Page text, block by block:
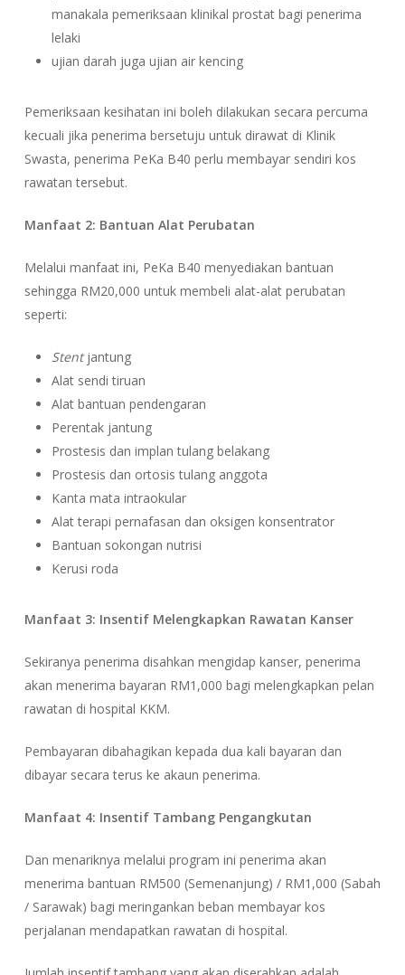
manakala pemeriksaan klinikal prostat bagi penerima
lelaki
ujian darah juga ujian air kencing
Pemeriksaan kesihatan ini boleh dilakukan secara percuma
kecuali jika penerima bersetuju untuk dirawat di Klinik
Swasta, penerima PeKa B40 perlu membayar sendiri kos
rawatan tersebut.
Manfaat 2: Bantuan Alat Perubatan
Melalui manfaat ini, PeKa B40 menyediakan bantuan
sehingga RM20,000 untuk membeli alat-alat perubatan
seperti:
Stentjantung
Alat sendi tiruan
Alat bantuan pendengaran
Perentak jantung
Prostesis dan implan tulang belakang
Prostesis dan ortosis tulang anggota
Kanta mata intraokular
Alat terapi pernafasan dan oksigen konsentrator
Bantuan sokongan nutrisi
Kerusi roda
Manfaat 3: Insentif Melengkapkan Rawatan Kanser
Sekiranya penerima disahkan mengidap kanser, penerima
akan menerima bayaran RM1,000 bagi melengkapkan pelan
rawatan di hospital KKM.
Pembayaran dibahagikan kepada dua kali bayaran dan
dibayar secara terus ke akaun penerima.
Manfaat 4: Insentif Tambang Pengangkutan
Dan menariknya melalui program ini penerima akan
menerima bantuan RM500 (Semenanjung) / RM1,000 (Sabah
/ Sarawak) bagi meringankan beban membayar kos
perjalanan mendapatkan rawatan di hospital.